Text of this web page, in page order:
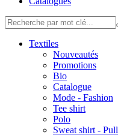
Textiles
Nouveautés
Promotions
Bio
Catalogue
Mode - Fashion
Tee shirt
Polo
Sweat shirt - Pull